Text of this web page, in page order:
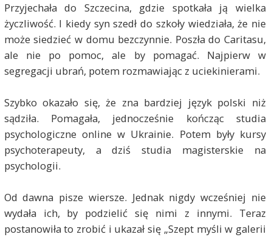
Przyjechała do Szczecina, gdzie spotkała ją wielka
życzliwość. I kiedy syn szedł do szkoły wiedziała, że nie
może siedzieć w domu bezczynnie. Poszła do Caritasu,
ale nie po pomoc, ale by pomagać. Najpierw w
segregacji ubrań, potem rozmawiając z uciekinierami.
Szybko okazało się, że zna bardziej język polski niż
sądziła. Pomagała, jednocześnie kończąc studia
psychologiczne online w Ukrainie. Potem były kursy
psychoterapeuty, a dziś studia magisterskie na
psychologii.
Od dawna pisze wiersze. Jednak nigdy wcześniej nie
wydała ich, by podzielić się nimi z innymi. Teraz
postanowiła to zrobić i ukazał się „Szept myśli w galerii